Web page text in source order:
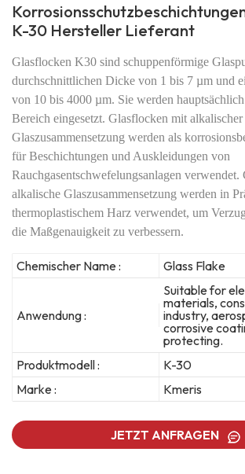
K-30 Hersteller Lieferant
Glasflocken K30 sind schuppenförmige
durchschnittlichen Dicke von 1 bis 7 µm und
von 10 bis 4000 µm. Sie werden
Bereich eingesetzt. Glasflocken mit alkalischer
Glaszusammensetzung werden als
für Beschichtungen und Auskleidungen von
Rauchgasentschwefelungsanlagen
alkalische Glaszusammensetzung werden in
thermoplastischem Harz verwendet, um
die Maßgenauigkeit zu verbessern.
Chemischer Name : Glass Flake
Anwendung :
Suitable for
materials,
industry,
corrosive
protecting.
Produktmodell :
K-30
Marke :
Kmeris
JETZT ANFRAGEN